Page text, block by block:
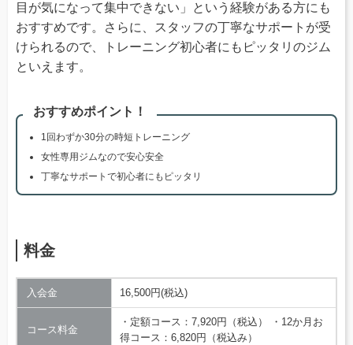
目が気になって集中できない」という経験がある方にも
おすすめです。さらに、スタッフの丁寧なサポートが受
けられるので、トレーニング初心者にもピッタリのジム
といえます。
おすすめポイント！
1回わずか30分の時短トレーニング
女性専用ジムなので安心安全
丁寧なサポートで初心者にもピッタリ
料金
入会金 16,500円(税込)
コース料金
・定額コース：7,920円（税込） ・12か月お
得コース：6,820円（税込み）